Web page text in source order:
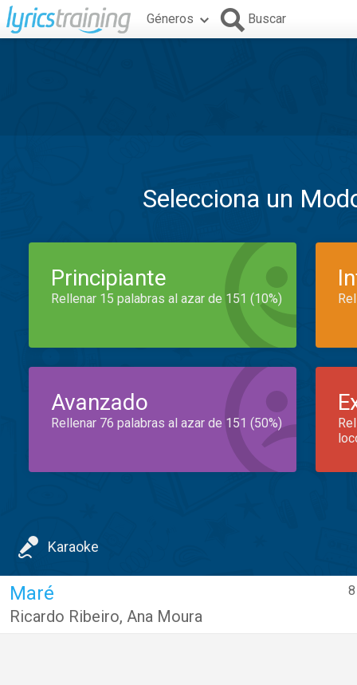
Géneros Buscar
Selecciona un
Principiante
Rellenar 15 palabras al azar de 151 (10%)
Avanzado
Rellenar 76 palabras al azar de 151 (50%)
Karaoke
Maré
Ricardo Ribeiro, Ana Moura